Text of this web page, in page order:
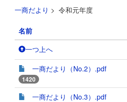
一商だより > 令和元年度
名前
一つ上へ
一商だより（No.2）.pdf
1420
一商だより（No.3）.pdf